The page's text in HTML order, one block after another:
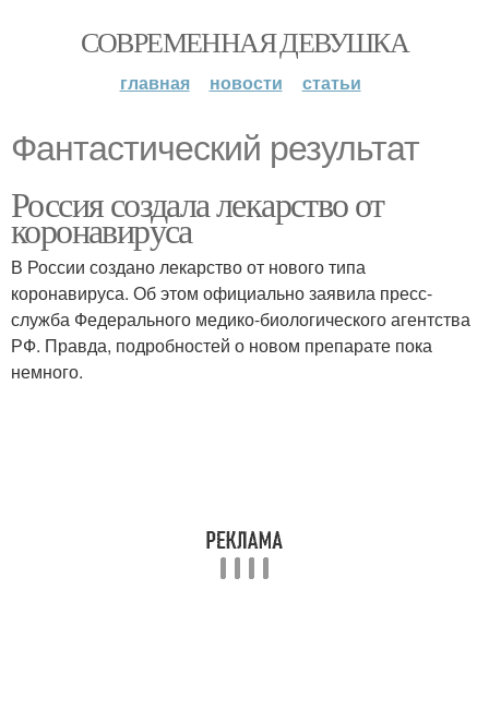
СОВРЕМЕННАЯ ДЕВУШКА
главная новости статьи
Фантастический результат
Россия создала лекарство от
коронавируса
В России создано лекарство от нового типа
коронавируса. Об этом официально заявила пресс-
служба Федерального медико-биологического агентства
РФ. Правда, подробностей о новом препарате пока
немного.